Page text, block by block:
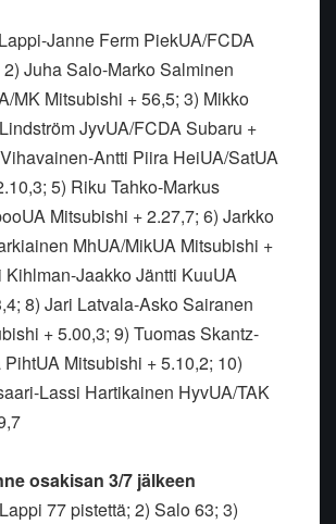
Janne Ferm PiekUA/FCDA
Juha Salo-Marko Salminen
MK Mitsubishi + 56,5; 3) Mikko
JyvUA/FCDA Subaru +
Antti Piira HeiUA/SatUA
5) Riku Tahko-Markus
Mitsubishi + 2.27,7; 6) Jarkko
MhUA/MikUA Mitsubishi +
Kihlman-Jaakko Jäntti KuuUA
8) Jari Latvala-Asko Sairanen
+ 5.00,3; 9) Tuomas Skantz-
Mitsubishi + 5.10,2; 10)
Lassi Hartikainen HyvUA/TAK
osakisan 3/7 jälkeen
77 pistettä; 2) Salo 63; 3)